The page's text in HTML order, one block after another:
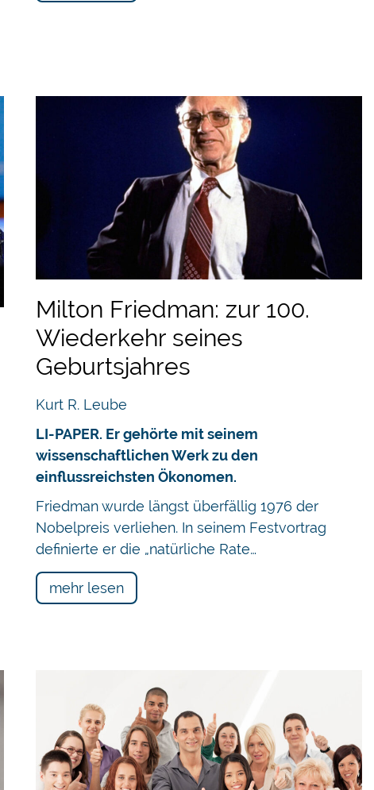
Milton Friedman: zur 100.
Wiederkehr seines
Geburtsjahres
Kurt R. Leube
LI-PAPER. Er gehörte mit seinem
wissenschaftlichen Werk zu den
einflussreichsten Ökonomen.
Friedman wurde längst überfällig 1976 der
Nobelpreis verliehen. In seinem Festvortrag
definierte er die „natürliche Rate…
mehr lesen